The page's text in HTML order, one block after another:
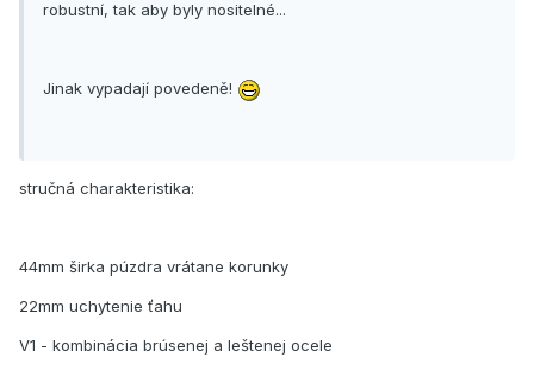
robustní, tak aby byly nositelné...
Jinak vypadají povedeně!
stručná charakteristika:
44mm širka púzdra vrátane korunky
22mm uchytenie ťahu
V1 - kombinácia brúsenej a leštenej ocele